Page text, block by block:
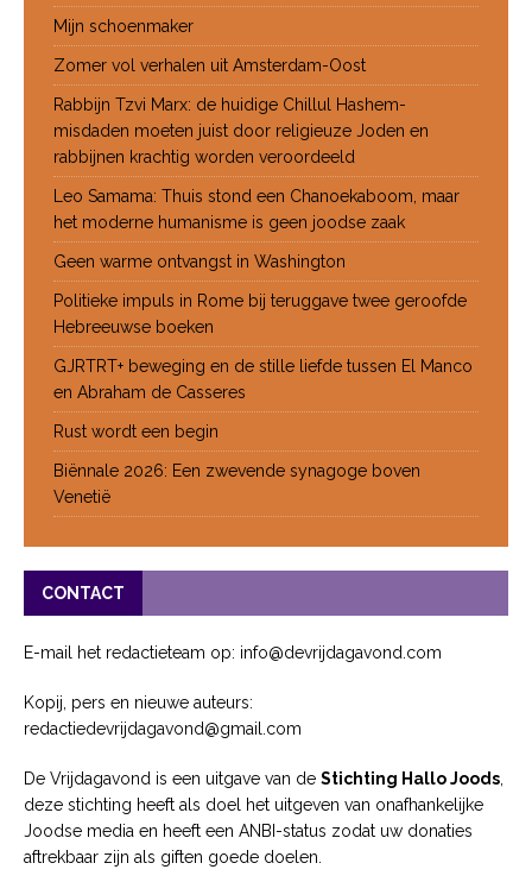
Mijn schoenmaker
Zomer vol verhalen uit Amsterdam-Oost
Rabbijn Tzvi Marx: de huidige Chillul Hashem-
misdaden moeten juist door religieuze Joden en
rabbijnen krachtig worden veroordeeld
Leo Samama: Thuis stond een Chanoekaboom, maar
het moderne humanisme is geen joodse zaak
Geen warme ontvangst in Washington
Politieke impuls in Rome bij teruggave twee geroofde
Hebreeuwse boeken
GJRTRT+ beweging en de stille liefde tussen El Manco
en Abraham de Casseres
Rust wordt een begin
Biënnale 2026: Een zwevende synagoge boven
Venetië
CONTACT
E-mail het redactieteam op: info@devrijdagavond.com
Kopij, pers en nieuwe auteurs:
redactiedevrijdagavond@gmail.com
De Vrijdagavond is een uitgave van de Stichting Hallo Joods
deze stichting heeft als doel het uitgeven van onafhankelijke
Joodse media en heeft een ANBI-status zodat uw donaties
aftrekbaar zijn als giften goede doelen.